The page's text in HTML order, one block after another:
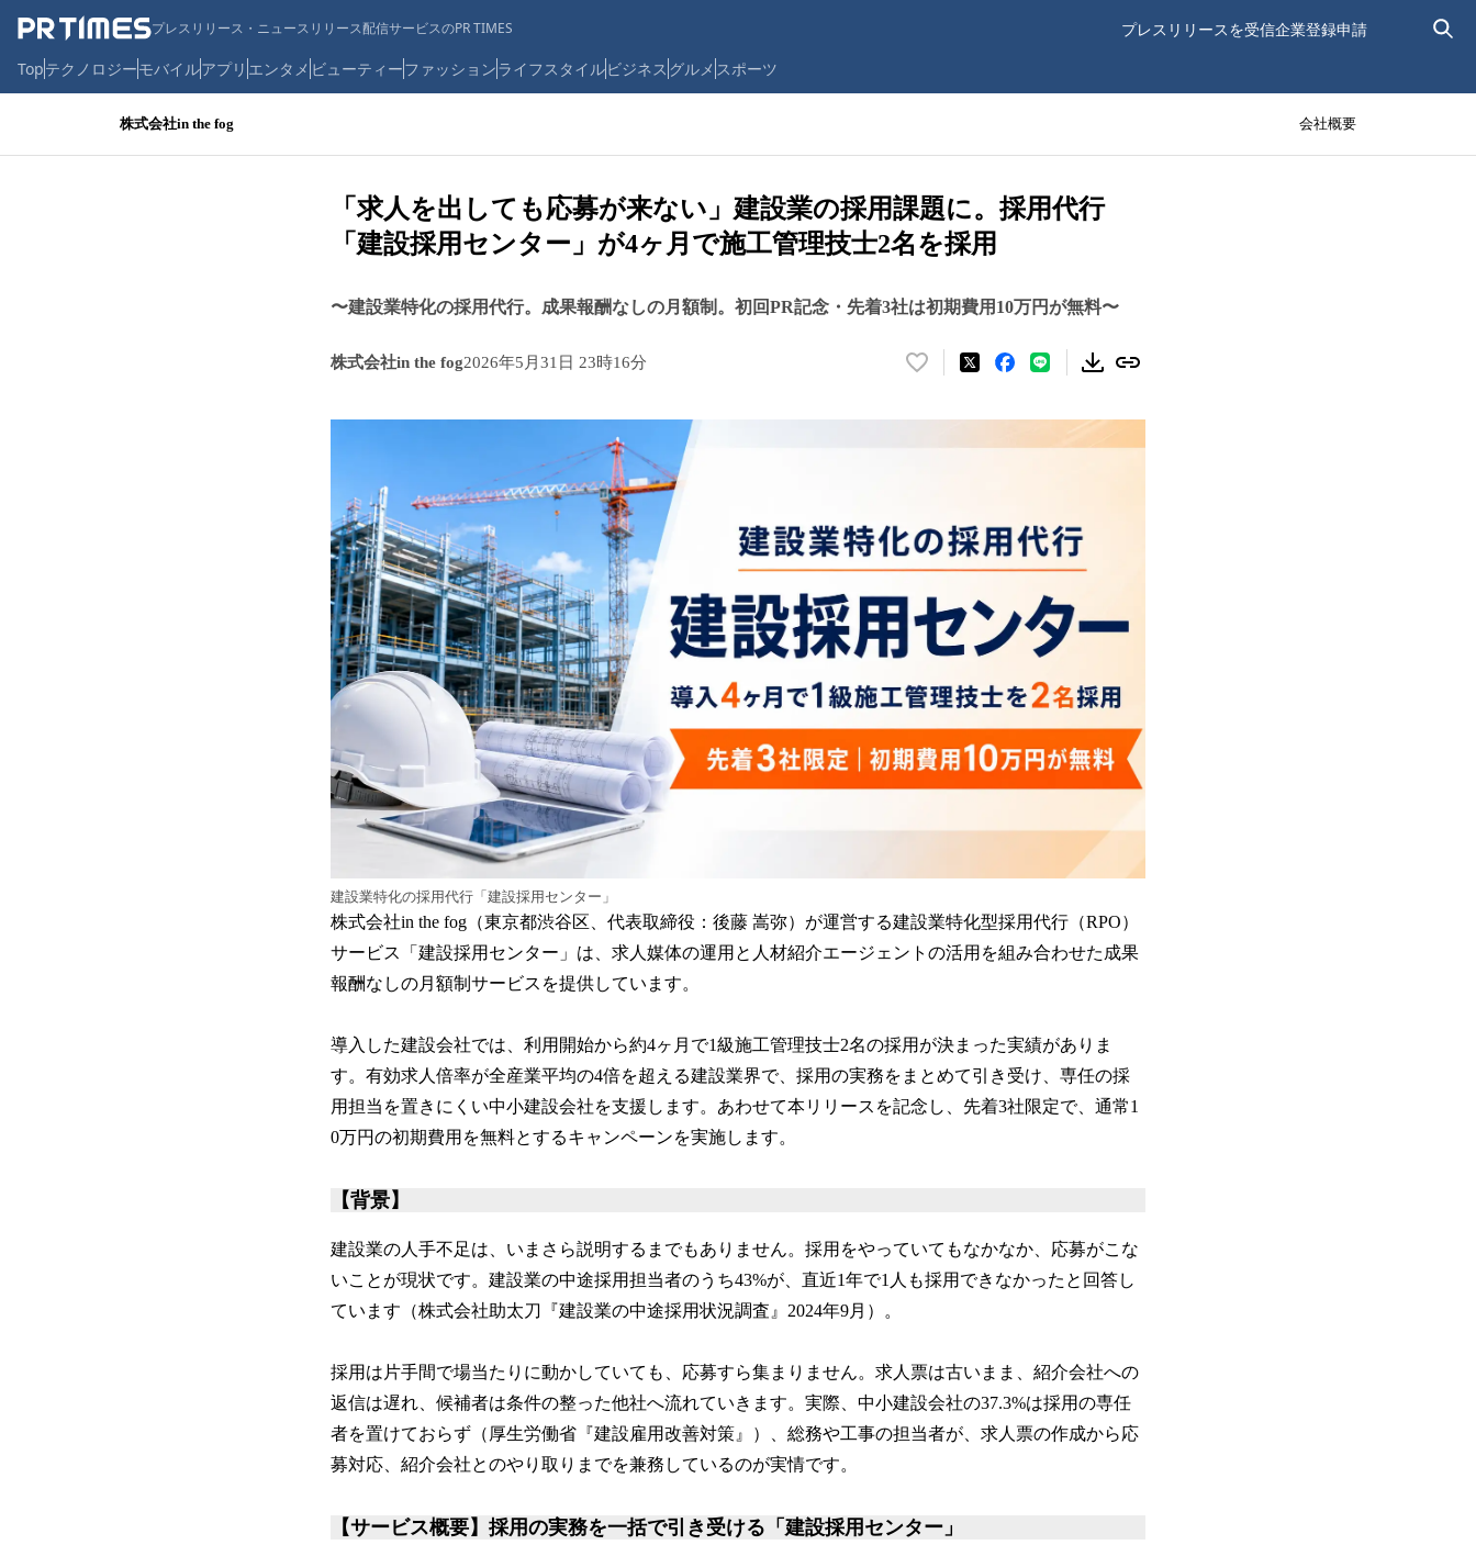
プレスリリース・ニュースリリース配信サービスのPR TIMES プレスリリースを受信企業登録申請
Topテクノロジーモバイルアプリ エンタメ ビューティーファッションライフスタイルビジネス グルメ スポーツ
株式会社in the fog 会社概要
「求人を出しても応募が来ない」建設業の採用課題に。採用代行
「建設採用センター」が4ヶ月で施工管理技士2名を採用
〜建設業特化の採用代行。成果報酬なしの月額制。初回PR記念・先着3社は初期費用10万円が無料〜
株式会社in the fog2026年5月31日 23時16分
い
ね
み
込
中
で
す
建設業特化の採用代行「建設採用センター」
株式会社in the fog（東京都渋谷区、代表取締役：後藤 嵩弥）が運営する建設業特化型採用代行（RPO）
サービス「建設採用センター」は、求人媒体の運用と人材紹介エージェントの活用を組み合わせた成果
報酬なしの月額制サービスを提供しています。
導入した建設会社では、利用開始から約4ヶ月で1級施工管理技士2名の採用が決まった実績がありま
す。有効求人倍率が全産業平均の4倍を超える建設業界で、採用の実務をまとめて引き受け、専任の採
用担当を置きにくい中小建設会社を支援します。あわせて本リリースを記念し、先着3社限定で、通常1
0万円の初期費用を無料とするキャンペーンを実施します。
【背景】
建設業の人手不足は、いまさら説明するまでもありません。採用をやっていてもなかなか、応募がこな
いことが現状です。建設業の中途採用担当者のうち43%が、直近1年で1人も採用できなかったと回答し
ています（株式会社助太刀『建設業の中途採用状況調査』2024年9月）。
採用は片手間で場当たりに動かしていても、応募すら集まりません。求人票は古いまま、紹介会社への
返信は遅れ、候補者は条件の整った他社へ流れていきます。実際、中小建設会社の37.3%は採用の専任
者を置けておらず（厚生労働省『建設雇用改善対策』）、総務や工事の担当者が、求人票の作成から応
募対応、紹介会社とのやり取りまでを兼務しているのが実情です。
【サービス概要】採用の実務を一括で引き受ける「建設採用センター」